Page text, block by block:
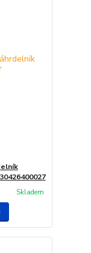
Skladem